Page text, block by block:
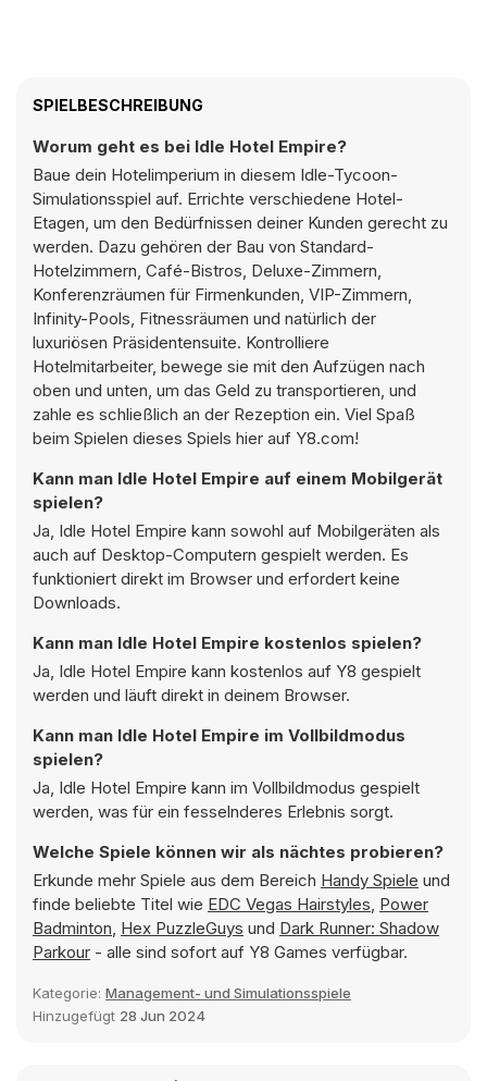
SPIELBESCHREIBUNG
Worum geht es bei Idle Hotel Empire?
Baue dein Hotelimperium in diesem Idle-Tycoon-
Simulationsspiel auf. Errichte verschiedene Hotel-
Etagen, um den Bedürfnissen deiner Kunden gerecht zu
werden. Dazu gehören der Bau von Standard-
Hotelzimmern, Café-Bistros, Deluxe-Zimmern,
Konferenzräumen für Firmenkunden, VIP-Zimmern,
Infinity-Pools, Fitnessräumen und natürlich der
luxuriösen Präsidentensuite. Kontrolliere
Hotelmitarbeiter, bewege sie mit den Aufzügen nach
oben und unten, um das Geld zu transportieren, und
zahle es schließlich an der Rezeption ein. Viel Spaß
beim Spielen dieses Spiels hier auf Y8.com!
Kann man Idle Hotel Empire auf einem Mobilgerät
spielen?
Ja, Idle Hotel Empire kann sowohl auf Mobilgeräten als
auch auf Desktop-Computern gespielt werden. Es
funktioniert direkt im Browser und erfordert keine
Downloads.
Kann man Idle Hotel Empire kostenlos spielen?
Ja, Idle Hotel Empire kann kostenlos auf Y8 gespielt
werden und läuft direkt in deinem Browser.
Kann man Idle Hotel Empire im Vollbildmodus
spielen?
Ja, Idle Hotel Empire kann im Vollbildmodus gespielt
werden, was für ein fesselnderes Erlebnis sorgt.
Welche Spiele können wir als nächtes probieren?
Erkunde mehr Spiele aus dem Bereich Handy Spiele und
finde beliebte Titel wie EDC Vegas Hairstyles, Power
Badminton, Hex PuzzleGuys und Dark Runner: Shadow
Parkour - alle sind sofort auf Y8 Games verfügbar.
Kategorie: Management- und Simulationsspiele
Hinzugefügt 28 Jun 2024